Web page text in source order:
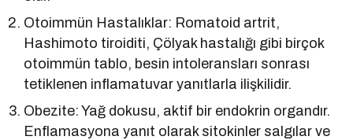
Otoimmün Hastalıklar: Romatoid artrit,
Hashimoto tiroiditi, Çölyak hastalığı gibi birçok
otoimmün tablo, besin intoleransları sonrası
tetiklenen inflamatuvar yanıtlarla ilişkilidir.
Obezite: Yağ dokusu, aktif bir endokrin organdır.
Enflamasyona yanıt olarak sitokinler salgılar ve